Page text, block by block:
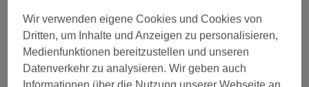
4,8
2199 Bewertungen
Akazienkiez, Berlin
Auf Karte anzeigen
Wimpernlifting & färben
1 Std.
Schnellansicht Saloninfos
Wir verwenden eigene Cookies und Cookies von
Dritten, um Inhalte und Anzeigen zu personalisieren,
Medienfunktionen bereitzustellen und unseren
Datenverkehr zu analysieren. Wir geben auch
Informationen über die Nutzung unserer Webseite an